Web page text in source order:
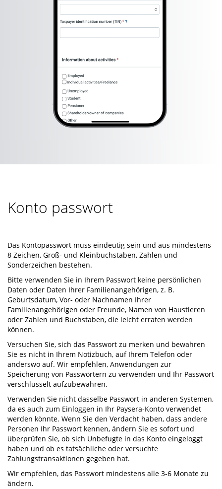
Konto passwort
Das Kontopasswort muss eindeutig sein und aus mindestens
8 Zeichen, Groß- und Kleinbuchstaben, Zahlen und
Sonderzeichen bestehen.
Bitte verwenden Sie in Ihrem Passwort keine persönlichen
Daten oder Daten Ihrer Familienangehörigen, z. B.
Geburtsdatum, Vor- oder Nachnamen Ihrer
Familienangehörigen oder Freunde, Namen von Haustieren
oder Zahlen und Buchstaben, die leicht erraten werden
können.
Versuchen Sie, sich das Passwort zu merken und bewahren
Sie es nicht in Ihrem Notizbuch, auf Ihrem Telefon oder
anderswo auf. Wir empfehlen, Anwendungen zur
Speicherung von Passwörtern zu verwenden und Ihr Passwort
verschlüsselt aufzubewahren.
Verwenden Sie nicht dasselbe Passwort in anderen Systemen,
da es auch zum Einloggen in Ihr Paysera-Konto verwendet
werden könnte. Wenn Sie den Verdacht haben, dass andere
Personen Ihr Passwort kennen, ändern Sie es sofort und
überprüfen Sie, ob sich Unbefugte in das Konto eingeloggt
haben und ob es tatsächliche oder versuchte
Zahlungstransaktionen gegeben hat.
Wir empfehlen, das Passwort mindestens alle 3-6 Monate zu
ändern.